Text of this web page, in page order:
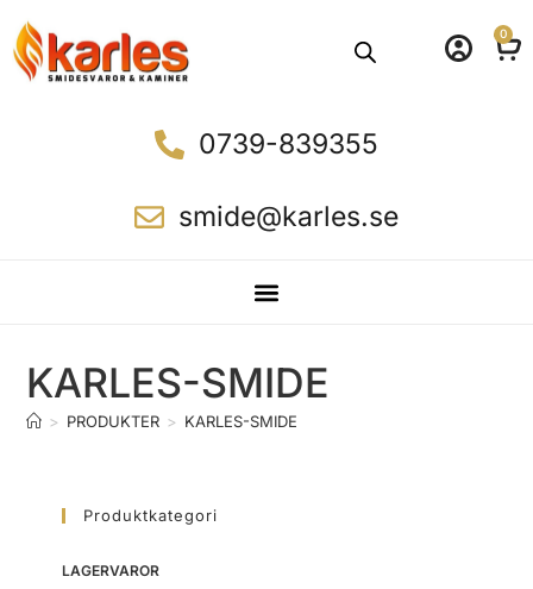
0
0739-839355
smide@karles.se
KARLES-SMIDE
> PRODUKTER > KARLES-SMIDE
Produktkategori
LAGERVAROR